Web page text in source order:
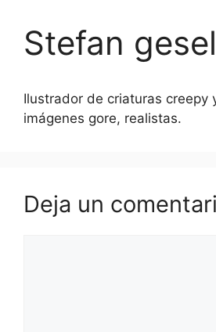
Stefan
Ilustrador de criaturas creepy
imágenes gore, realistas.
Deja un